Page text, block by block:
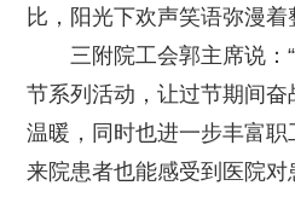
比，阳光下欢声笑语弥漫着
三附院工会郭主席说：
节系列活动，让过节期间奋
温暖，同时也进一步丰富
来院患者也能感受到医院